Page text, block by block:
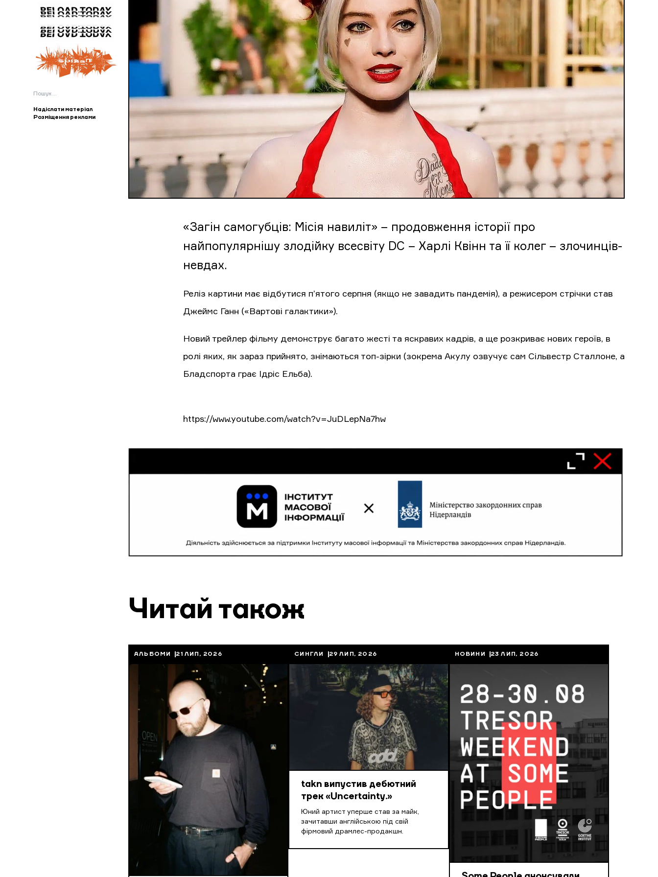
Пошук:
Надіслати матеріал
Розміщення реклами
«Загін самогубців: Місія навиліт» – продовження історії про
найпопулярнішу злодійку всесвіту DC – Харлі Квінн та її колег – злочинців-
невдах.
Реліз картини має відбутися п’ятого серпня (якщо не завадить пандемія), а режисером стрічки став
Джеймс Ганн («Вартові галактики»).
Новий трейлер фільму демонструє багато жесті та яскравих кадрів, а ще розкриває нових героїв, в
ролі яких, як зараз прийнято, знімаються топ-зірки (зокрема Акулу озвучує сам Сільвестр Сталлоне, а
Бладспорта грає Ідріс Ельба).
https://www.youtube.com/watch?v=JuDLepNa7hw
Читай також
АЛЬБОМИ 21 ЛИП, 2026 СИНГЛИ 29 ЛИП, 2026
takn випустив дебютний
трек «Uncertainty.»
Юний артист уперше став за майк,
зачитавши англійською під свій
фірмовий драмлес-продакшн.
НОВИНИ 23 ЛИП, 2026